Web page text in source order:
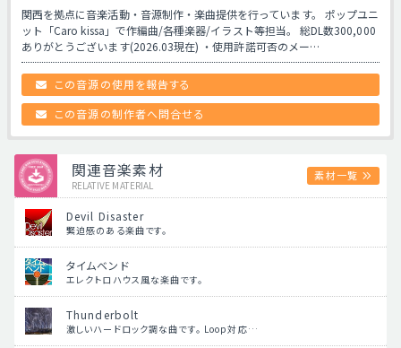
関西を拠点に音楽活動・音源制作・楽曲提供を行っています。 ポップユニ
ット「Caro kissa」で作編曲/各種楽器/イラスト等担当。 総DL数300,000
ありがとうございます(2026.03現在) ・使用許諾可否のメー…
この音源の使用を報告する
この音源の制作者へ問合せる
関連音楽素材
RELATIVE MATERIAL
素材一覧
Devil Disaster
緊迫感のある楽曲です。
タイムベンド
エレクトロハウス風な楽曲です。
Thunderbolt
激しいハードロック調な曲です。 Loop対応…